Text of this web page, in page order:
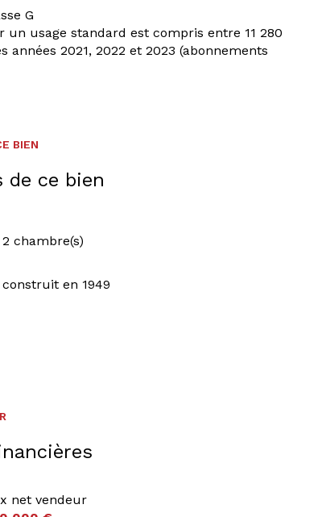
G
usage standard est compris entre 11 280
2021, 2022 et 2023 (abonnements
BIEN
de ce bien
2 chambre(s)
construit en 1949
net vendeur